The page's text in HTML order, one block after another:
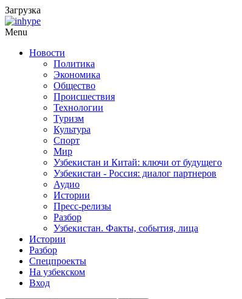
Загрузка
Menu
Новости
Политика
Экономика
Общество
Происшествия
Технологии
Туризм
Культура
Спорт
Мир
Узбекистан и Китай: ключи от будущего
Узбекистан - Россия: диалог партнеров
Аудио
Истории
Пресс-релизы
Разбор
Узбекистан. Факты, события, лица
Истории
Разбор
Спецпроекты
На узбекском
Вход